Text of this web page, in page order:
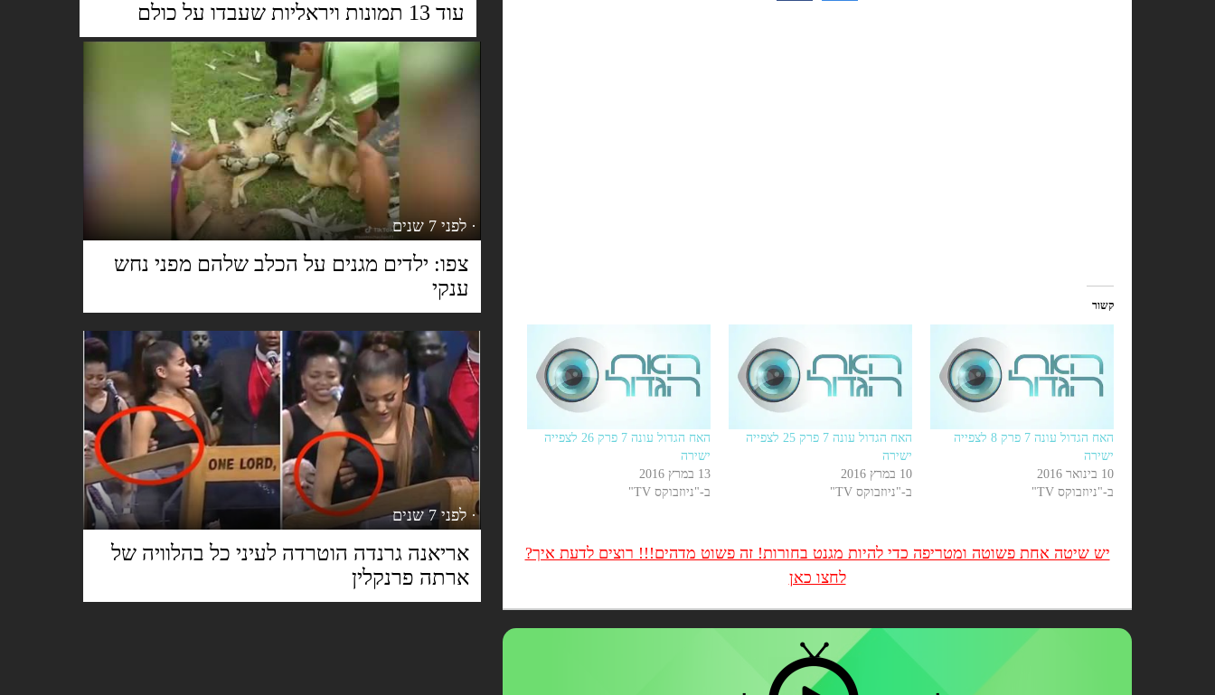
קשור
האח הגדול עונה 7 פרק 8 לצפייה
ישירה
10 בינואר 2016
ב-"ניוזבוקס TV"
האח הגדול עונה 7 פרק 25 לצפייה
ישירה
10 במרץ 2016
ב-"ניוזבוקס TV"
האח הגדול עונה 7 פרק 26 לצפייה
ישירה
13 במרץ 2016
ב-"ניוזבוקס TV"
יש שיטה אחת פשוטה ומטריפה כדי להיות מגנט בחורות! זה פשוט מדהים!!! רוצים לדעת איך?
לחצו כאן
עוד 13 תמונות ויראליות שעבדו על כולם
· לפני 7 שנים
צפו: ילדים מגנים על הכלב שלהם מפני נחש
ענקי
· לפני 7 שנים
אריאנה גרנדה הוטרדה לעיני כל בהלוויה של
ארתה פרנקלין